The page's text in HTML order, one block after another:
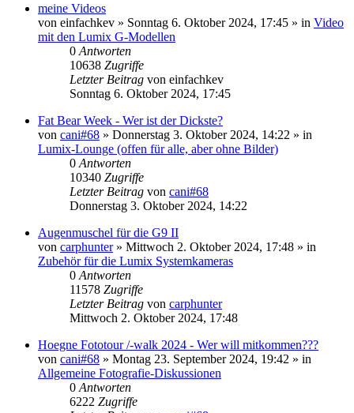
meine Videos
von einfachkev » Sonntag 6. Oktober 2024, 17:45 » in Video
mit den Lumix G-Modellen
0 Antworten
10638 Zugriffe
Letzter Beitrag von einfachkev
Sonntag 6. Oktober 2024, 17:45
Fat Bear Week - Wer ist der Dickste?
von cani#68 » Donnerstag 3. Oktober 2024, 14:22 » in
Lumix-Lounge (offen für alle, aber ohne Bilder)
0 Antworten
10340 Zugriffe
Letzter Beitrag von cani#68
Donnerstag 3. Oktober 2024, 14:22
Augenmuschel für die G9 II
von carphunter» Mittwoch 2. Oktober 2024, 17:48 » in
Zubehör für die Lumix Systemkameras
0 Antworten
11578 Zugriffe
Letzter Beitrag von carphunter
Mittwoch 2. Oktober 2024, 17:48
Hoegne Fototour /-walk 2024 - Wer will mitkommen???
von cani#68 » Montag 23. September 2024, 19:42 » in
Allgemeine Fotografie-Diskussionen
0 Antworten
6222 Zugriffe